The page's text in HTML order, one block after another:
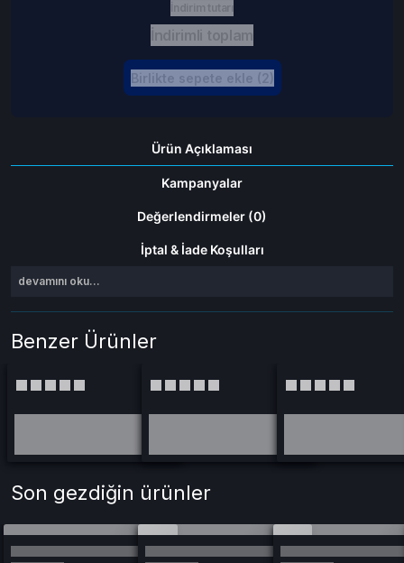
İndirim tutarı
İndirimli toplam
Birlikte sepete ekle (2)
Ürün Açıklaması
Kampanyalar
Değerlendirmeler (0)
İptal & İade Koşulları
devamını oku...
Benzer Ürünler
Son gezdiğin ürünler